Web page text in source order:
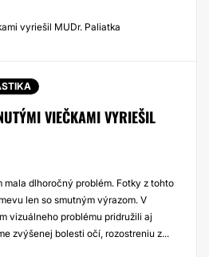
vyriešil MUDr. Paliatka
VIEČKAMI VYRIEŠIL
dlhoročný problém. Fotky z tohto
len so smutným výrazom. V
vizuálneho problému pridružili aj
zvýšenej bolesti očí, rozostreniu z...